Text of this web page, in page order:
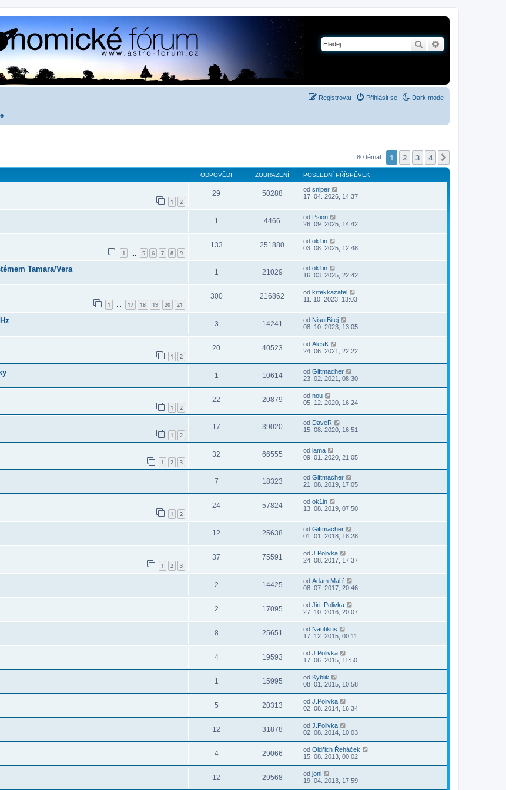
Hledat
Dark mode
Přihlásit se
Registrovat
80 témat 1 2 3 4
ODPOVĚDI ZOBRAZENÍ POSLEDNÍ PŘÍSPĚVEK
1 2
29 50288 od sniper
17. 04. 2026, 14:37
1 4466 od Psion
26. 09. 2025, 14:42
1 5 6 7 8 9
133 251880 od ok1in
03. 08. 2025, 12:48
Tamara/Vera 1 21029 od ok1in
16. 03. 2025, 22:42
1 … 17 18 19 20 21
300 216862 od krtekkazatel
11. 10. 2023, 13:03
3 14241 od NisutBitej
08. 10. 2023, 13:05
1 2
20 40523 od AlesK
24. 06. 2021, 22:22
1 10614 od Giftmacher
23. 02. 2021, 08:30
1 2
22 20879 od nou
05. 12. 2020, 16:24
1 2
17 39020 od DaveR
15. 08. 2020, 16:51
1 2 3
32 66555 od lama
09. 01. 2020, 21:05
7 18323 od Giftmacher
21. 08. 2019, 17:05
1 2
24 57824 od ok1in
13. 08. 2019, 07:50
12 25638 od Giftmacher
01. 01. 2018, 18:28
1 2 3
37 75591 od J.Polivka
24. 08. 2017, 17:37
2 14425 od Adam Malíř
08. 07. 2017, 20:46
2 17095 od Jiri_Polivka
27. 10. 2016, 20:07
8 25651 od Nautikus
17. 12. 2015, 00:11
4 19593 od J.Polivka
17. 06. 2015, 11:50
1 15995 od Kyblik
08. 01. 2015, 10:58
5 20313 od J.Polivka
02. 08. 2014, 16:34
12 31878 od J.Polivka
02. 08. 2014, 10:03
4 29066 od Oldřich Řeháček
15. 08. 2013, 00:02
12 29568 od joni
19. 04. 2013, 17:59